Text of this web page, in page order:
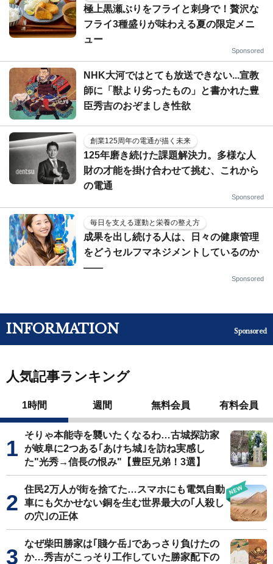
極上黒瀬ぶりをフライと刺身で！贅沢な
フライ3種盛りが味わえる夏の限定メニ
ュー
Sponsored
NHK大河ではとても放送できない...宣教
師に「獣より劣ったもの」と書かれた豊
臣秀吉のおぞましき性欲
創業125周年の電通が描く未来
125年磨き続けた課題解決力。多様な人
財の才能を掛け合わせて挑む、これから
の電通
Sponsored
毎日を支える運動と栄養の整え方
成果を出し続ける人は、日々の健康管理
をどうセルフマネジメントしているのか
——
Sponsored
INFORMATION Sponsored
人気記事ランキング
1時間 週間 無料会員 有料会員
そりゃ本能寺を襲いたくなるわ…古城探訪家
が岐阜に2つある｢あけち城｣を訪ね実感し
た"光秀→信長の恨み"【豊臣兄弟！3選】
住民2万人が街を捨てた…スマホにも電気自動
車にも欠かせない銅を生む世界最大の｢人殺し
の穴｣の正体
なぜ柴田勝家は｢賤ケ岳｣であっさり負けたの
か…秀吉がこっそり工作していた勝家配下の